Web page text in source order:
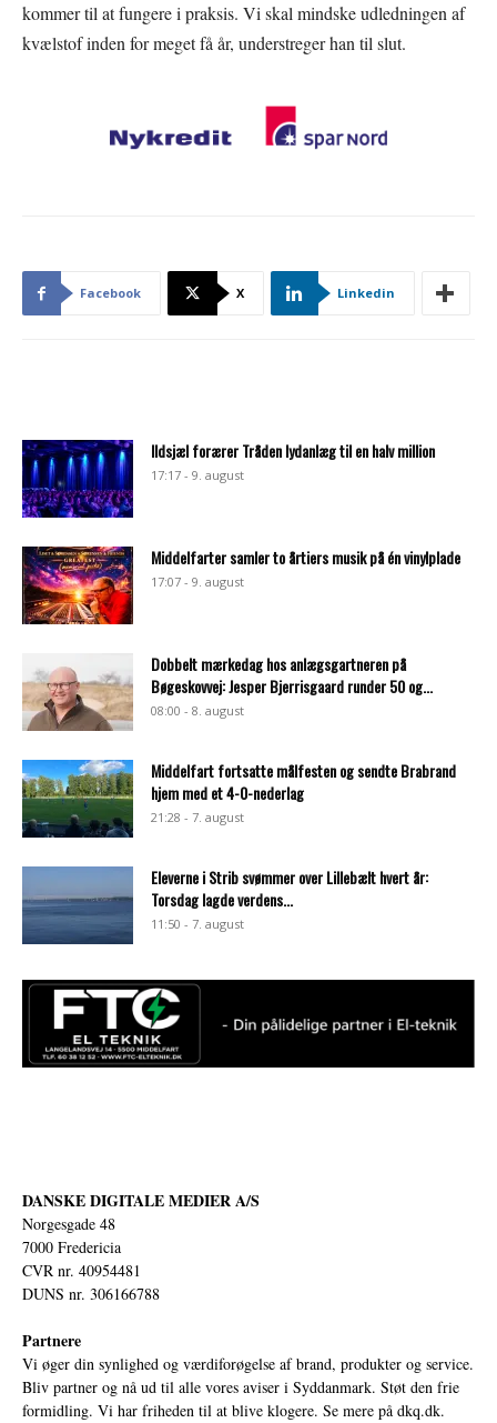
kommer til at fungere i praksis. Vi skal mindske udledningen af
kvælstof inden for meget få år, understreger han til slut.
Facebook X Linkedin
Ildsjæl forærer Tråden lydanlæg til en halv million
17:17 - 9. august
Middelfarter samler to årtiers musik på én vinylplade
17:07 - 9. august
Dobbelt mærkedag hos anlægsgartneren på
Bøgeskovvej: Jesper Bjerrisgaard runder 50 og...
08:00 - 8. august
Middelfart fortsatte målfesten og sendte Brabrand
hjem med et 4-0-nederlag
21:28 - 7. august
Eleverne i Strib svømmer over Lillebælt hvert år:
Torsdag lagde verdens...
11:50 - 7. august
DANSKE DIGITALE MEDIER A/S
Norgesgade 48
7000 Fredericia
CVR nr. 40954481
DUNS nr. 306166788
Partnere
Vi øger din synlighed og værdiforøgelse af brand, produkter og service.
Bliv partner og nå ud til alle vores aviser i Syddanmark. Støt den frie
formidling. Vi har friheden til at blive klogere. Se mere på dkq.dk.